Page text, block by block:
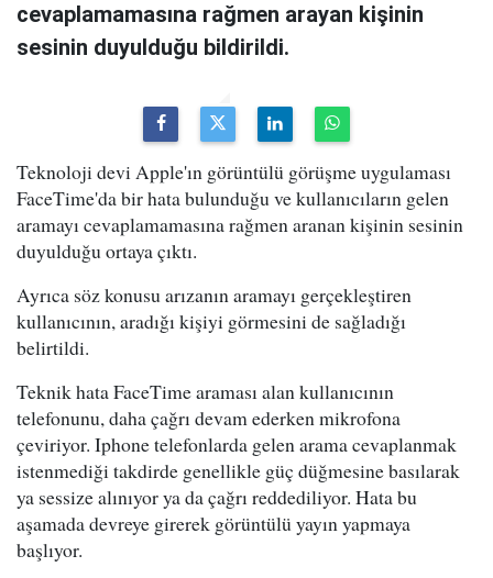
cevaplamamasına rağmen arayan kişinin
sesinin duyulduğu bildirildi.
Teknoloji devi Apple'ın görüntülü görüşme uygulaması
FaceTime'da bir hata bulunduğu ve kullanıcıların gelen
aramayı cevaplamamasına rağmen aranan kişinin sesinin
duyulduğu ortaya çıktı.
Ayrıca söz konusu arızanın aramayı gerçekleştiren
kullanıcının, aradığı kişiyi görmesini de sağladığı
belirtildi.
Teknik hata FaceTime araması alan kullanıcının
telefonunu, daha çağrı devam ederken mikrofona
çeviriyor. Iphone telefonlarda gelen arama cevaplanmak
istenmediği takdirde genellikle güç düğmesine basılarak
ya sessize alınıyor ya da çağrı reddediliyor. Hata bu
aşamada devreye girerek görüntülü yayın yapmaya
başlıyor.